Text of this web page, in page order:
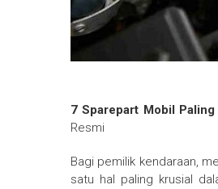
7 Sparepart Mobil
Resmi
Bagi pemilik kendaraan,
satu hal paling krusial